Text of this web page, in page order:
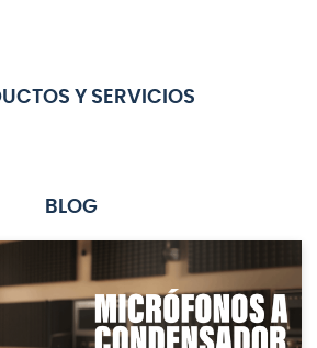
Y SERVICIOS
BLOG